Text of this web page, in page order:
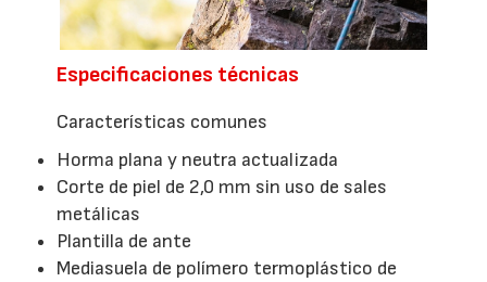
Especificaciones técnicas
Características comunes
Horma plana y neutra actualizada
Corte de piel de 2,0 mm sin uso de sales
metálicas
Plantilla de ante
Mediasuela de polímero termoplástico de